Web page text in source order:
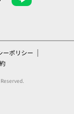
ーポリシー